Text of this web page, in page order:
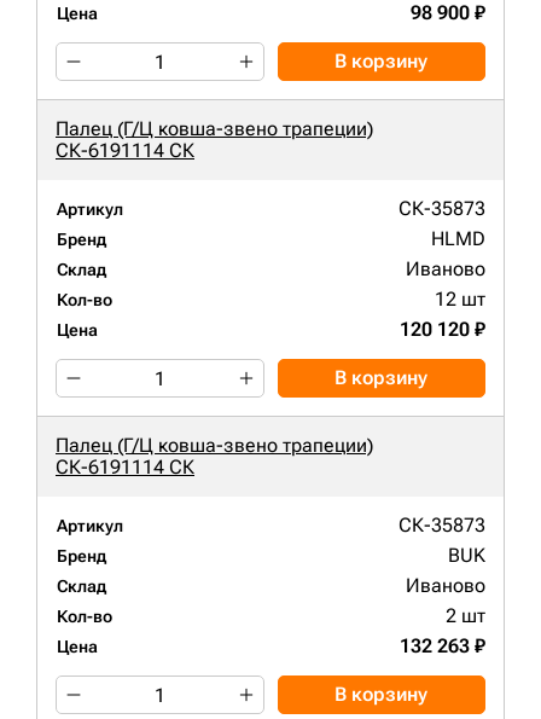
Цена 98 900 ₽
В корзину
Палец (Г/Ц ковша-звено трапеции)
СК-6191114 СК
Артикул СК-35873
Бренд HLMD
Склад Иваново
Кол-во 12 шт
Цена 120 120 ₽
В корзину
Палец (Г/Ц ковша-звено трапеции)
СК-6191114 СК
Артикул СК-35873
Бренд BUK
Склад Иваново
Кол-во 2 шт
Цена 132 263 ₽
В корзину